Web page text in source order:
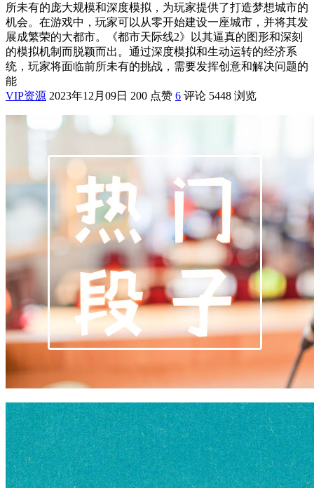
所未有的庞大规模和深度模拟，为玩家提供了打造梦想城市的
机会。在游戏中，玩家可以从零开始建设一座城市，并将其发
展成繁荣的大都市。《都市天际线2》以其逼真的图形和深刻
的模拟机制而脱颖而出。通过深度模拟和生动运转的经济系
统，玩家将面临前所未有的挑战，需要发挥创意和解决问题的
能
VIP资源 2023年12月09日 200 点赞 6 评论 5448 浏览